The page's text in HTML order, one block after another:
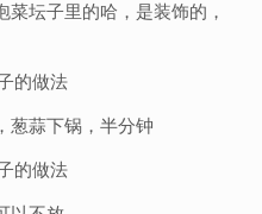
坛子里的哈，是装饰的，
葱蒜下锅，半分钟